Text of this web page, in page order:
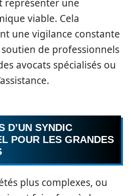
représenter une
viable. Cela
une vigilance constante
de professionnels
avocats spécialisés ou
D’UN SYNDIC
POUR LES GRANDES
plus complexes, ou